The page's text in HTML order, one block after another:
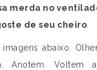
merda no
de seu cheiro
abaixo.
Anotem. Voltem